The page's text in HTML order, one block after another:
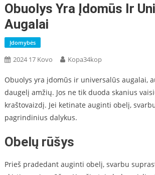
Obuolys Yra Įdomūs Ir
Augalai
Įdomybės
2024 17 Kovo Kopa34kop
Obuolys yra įdomūs ir universalūs augalai,
daugelį amžių. Jos ne tik duoda skanius
kraštovaizdį. Jei ketinate auginti obelį,
pagrindinius dalykus.
Obelų rūšys
Prieš pradedant auginti obelį, svarbu